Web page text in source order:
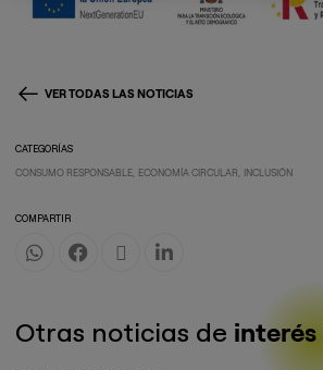
VER TODAS LAS NOTICIAS
CATEGORÍAS
CONSUMO RESPONSABLE ECONOMÍA CIRCULAR INCLUSIÓN
COMPARTIR
Otras noticias de interés